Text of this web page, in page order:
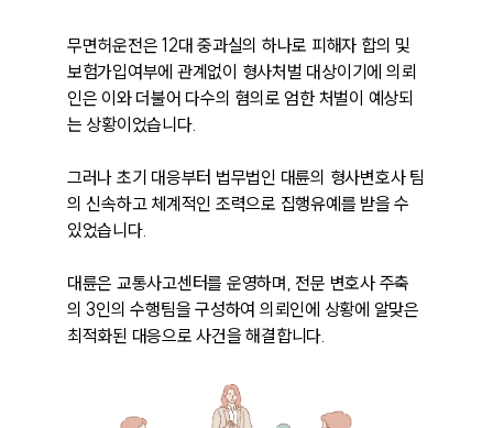
무면허운전은 12대 중과실의 하나로 피해자 합의 및
보험가입여부에 관계없이 형사처벌 대상이기에 의뢰
인은 이와 더불어 다수의 혐의로 엄한 처벌이 예상되
는 상황이었습니다.
그러나 초기 대응부터 법무법인 대륜의 형사변호사 팀
의 신속하고 체계적인 조력으로 집행유예를 받을 수
있었습니다.
대륜은 교통사고센터를 운영하며, 전문 변호사 주축
의 3인의 수행팀을 구성하여 의뢰인에 상황에 알맞은
최적화된 대응으로 사건을 해결합니다.